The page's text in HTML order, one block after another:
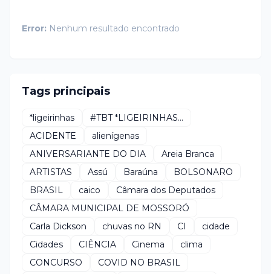
Error: Nenhum resultado encontrado
Tags principais
*ligeirinhas
#TBT *LIGEIRINHAS...
ACIDENTE
alienígenas
ANIVERSARIANTE DO DIA
Areia Branca
ARTISTAS
Assú Baraúna
BOLSONARO
BRASIL
caico
Câmara dos Deputados
CÂMARA MUNICIPAL DE MOSSORÓ
Carla Dickson
chuvas no RN CI
cidade
Cidades
CIÊNCIA Cinema
clima
CONCURSO
COVID NO BRASIL